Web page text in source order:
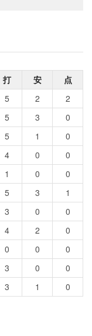
打 安
点
5 2
2
5 3
0
5 1
0
4 0
0
1 0
0
5 3
1
3 0
0
4 2
0
0 0
0
3 0
0
3 1 0